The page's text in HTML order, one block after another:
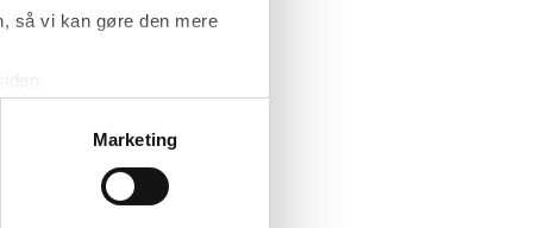
så vi kan gøre den mere
Marketing
EU’s